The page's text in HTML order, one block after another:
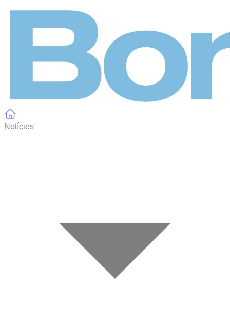
Notícies